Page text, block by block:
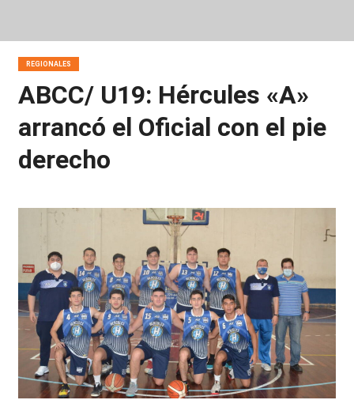
REGIONALES
ABCC/ U19: Hércules «A»
arrancó el Oficial con el pie
derecho